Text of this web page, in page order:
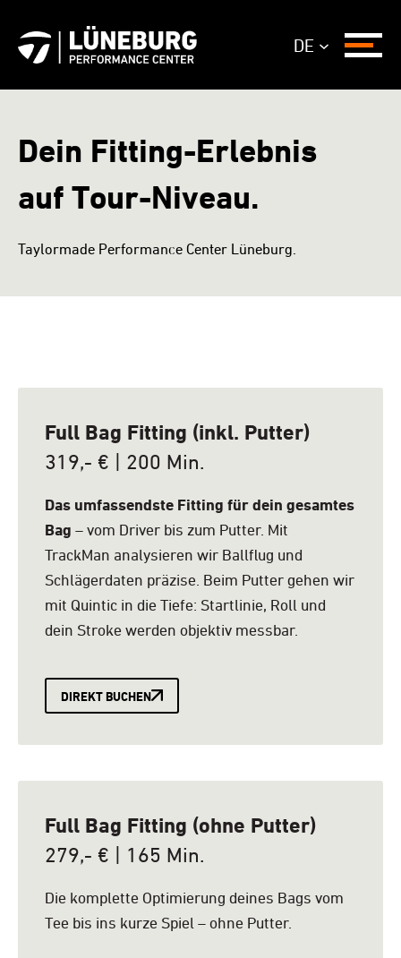
Inhalt
springen
Menü
DE
Dein Fitting-Erlebnis
auf Tour-Niveau.
Taylormade Performance Center Lüneburg.
Full Bag Fitting (inkl. Putter)
319,- € | 200 Min.
Das umfassendste Fitting für dein gesamtes
Bag – vom Driver bis zum Putter. Mit
TrackMan analysieren wir Ballflug und
Schlägerdaten präzise. Beim Putter gehen wir
mit Quintic in die Tiefe: Startlinie, Roll und
dein Stroke werden objektiv messbar.
DIREKT BUCHEN
Full Bag Fitting (ohne Putter)
279,- € | 165 Min.
Die komplette Optimierung deines Bags vom
Tee bis ins kurze Spiel – ohne Putter.